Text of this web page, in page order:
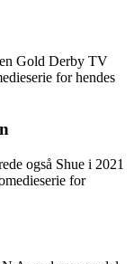
Gold Derby TV
for hendes
også Shue i 2021
for